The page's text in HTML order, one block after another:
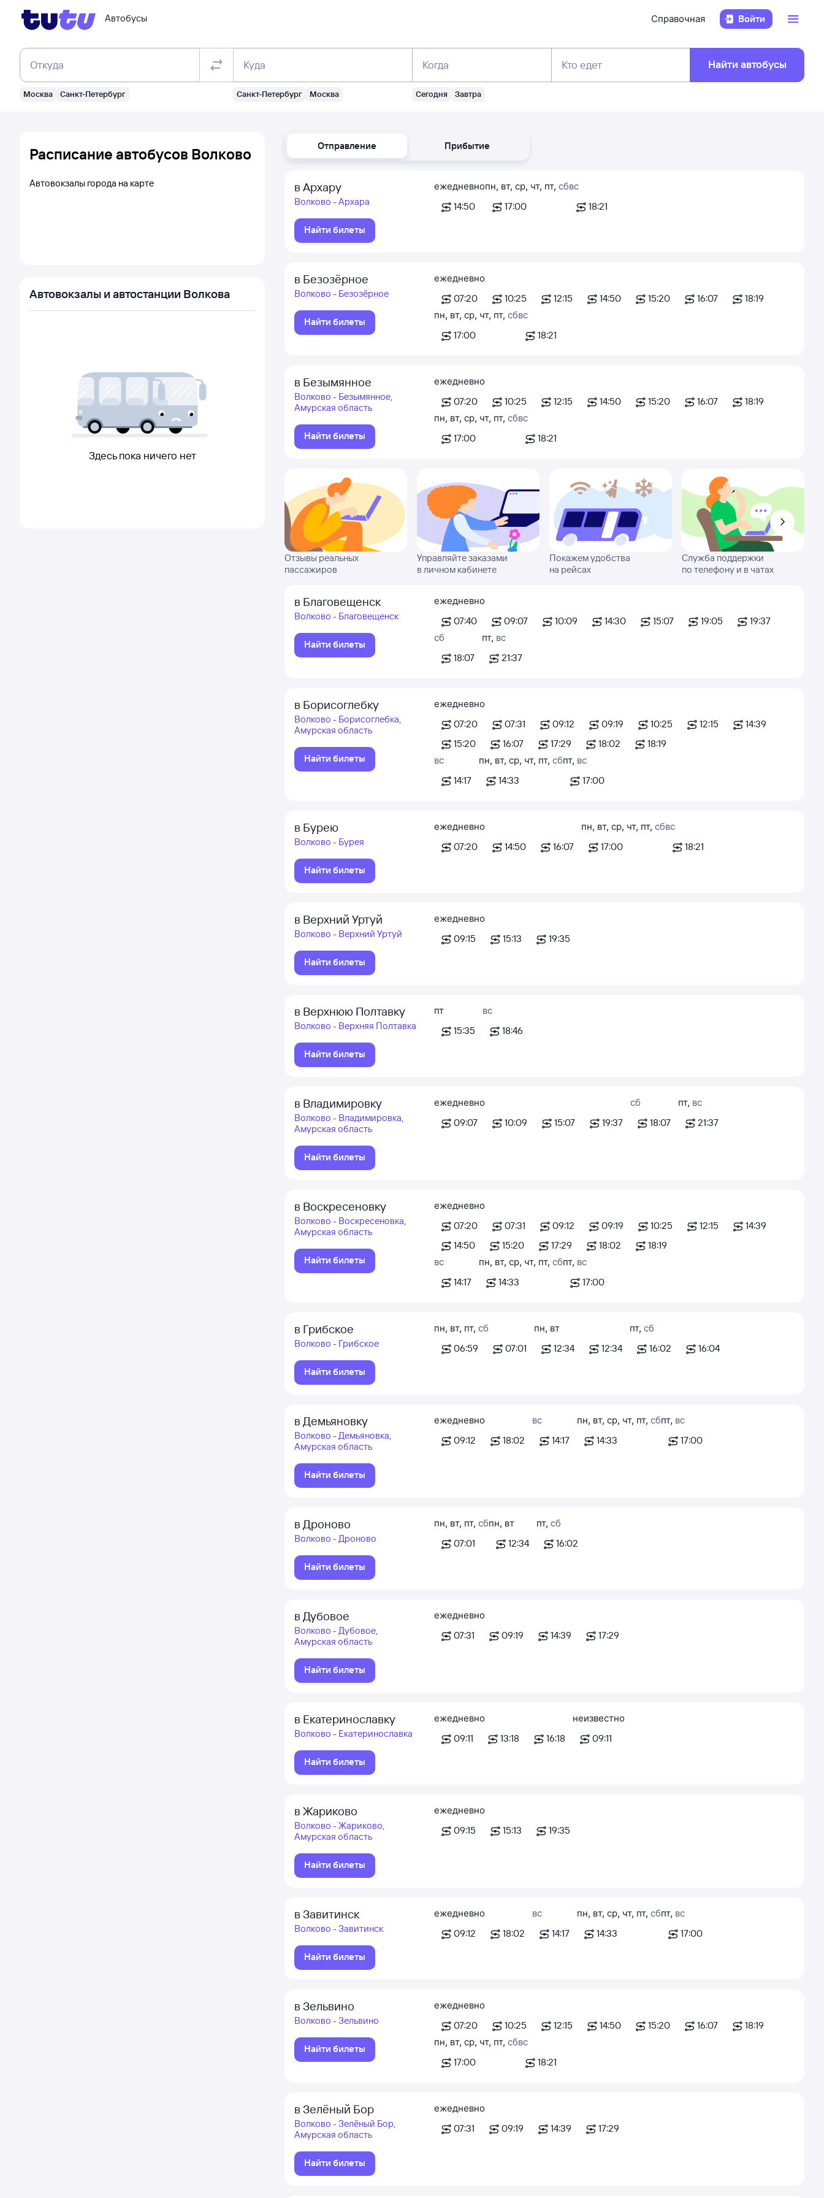
Автобусы Справочная Войти
Откуда
Москва Санкт-Петербург
Куда
Санкт-Петербург Москва
Когда
Сегодня Завтра
Кто едет Найти автобусы
Отправление Прибытие
в Архару
Волково - Архара
Найти билеты
ежедневно
14:50
пн, вт, ср, чт, пт, сб
17:00
вс
18:21
в Безозёрное
Волково - Безозёрное
Найти билеты
ежедневно
07:20
10:25 12:15 14:50 15:20 16:07
18:19
пн, вт, ср, чт, пт, сб
17:00
вс
18:21
в Безымянное
Волково - Безымянное,
Амурская область
Найти билеты
ежедневно
07:20
10:25 12:15 14:50 15:20 16:07
18:19
пн, вт, ср, чт, пт, сб
17:00
вс
18:21
Отзывы реальных
пассажиров
Управляйте заказами
в личном кабинете
Покажем удобства
на рейсах
Служба поддержки
по телефону и в чатах
в Благовещенск
Волково - Благовещенск
Найти билеты
ежедневно
07:40
09:07 10:09 14:30 15:07 19:05
19:37
сб
18:07
пт, вс
21:37
в Борисоглебку
Волково - Борисоглебка,
Амурская область
Найти билеты
ежедневно
07:20
07:31 09:12 09:19 10:25 12:15
14:39
15:20
16:07 17:29 18:02
18:19
вс
14:17
пн, вт, ср, чт, пт, сб
14:33
пт, вс
17:00
в Бурею
Волково - Бурея
Найти билеты
ежедневно
07:20
14:50 16:07
пн, вт, ср, чт, пт, сб
17:00
вс
18:21
в Верхний Уртуй
Волково - Верхний Уртуй
Найти билеты
ежедневно
09:15
15:13 19:35
в Верхнюю Полтавку
Волково - Верхняя Полтавка
Найти билеты
пт
15:35
вс
18:46
в Владимировку
Волково - Владимировка,
Амурская область
Найти билеты
ежедневно
09:07
10:09 15:07 19:37
сб
18:07
пт, вс
21:37
в Воскресеновку
Волково - Воскресеновка,
Амурская область
Найти билеты
ежедневно
07:20
07:31 09:12 09:19 10:25 12:15
14:39
14:50
15:20 17:29 18:02
18:19
вс
14:17
пн, вт, ср, чт, пт, сб
14:33
пт, вс
17:00
в Грибское
Волково - Грибское
Найти билеты
пн, вт, пт, сб
06:59
07:01
пн, вт
12:34
12:34
пт, сб
16:02
16:04
в Демьяновку
Волково - Демьяновка,
Амурская область
Найти билеты
ежедневно
09:12
18:02
вс
14:17
пн, вт, ср, чт, пт, сб
14:33
пт, вс
17:00
в Дроново
Волково - Дроново
Найти билеты
пн, вт, пт, сб
07:01
пн, вт
12:34
пт, сб
16:02
в Дубовое
Волково - Дубовое,
Амурская область
Найти билеты
ежедневно
07:31
09:19 14:39 17:29
в Екатеринославку
Волково - Екатеринославка
Найти билеты
ежедневно
09:11
13:18 16:18
неизвестно
09:11
в Жариково
Волково - Жариково,
Амурская область
Найти билеты
ежедневно
09:15
15:13 19:35
в Завитинск
Волково - Завитинск
Найти билеты
ежедневно
09:12
18:02
вс
14:17
пн, вт, ср, чт, пт, сб
14:33
пт, вс
17:00
в Зельвино
Волково - Зельвино
Найти билеты
ежедневно
07:20
10:25 12:15 14:50 15:20 16:07
18:19
пн, вт, ср, чт, пт, сб
17:00
вс
18:21
в Зелёный Бор
Волково - Зелёный Бор,
Амурская область
Найти билеты
ежедневно
07:31
09:19 14:39 17:29
Расписание автобусов Волково
Автовокзалы города на карте
Автовокзалы и автостанции Волкова
Здесь пока ничего нет